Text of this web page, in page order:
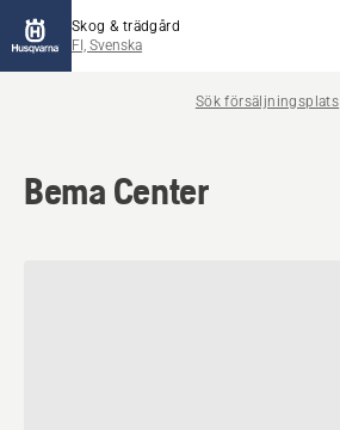
Skog & trädgård
FI, Svenska
Sök försäljningsplats
Bema Center